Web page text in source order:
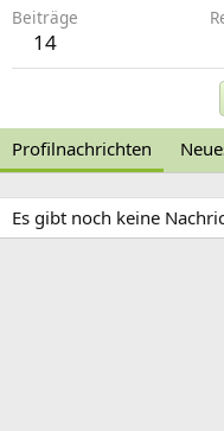
Beiträge
14
Profilnachrichten
Es gibt noch keine